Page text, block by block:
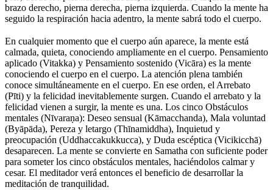
brazo derecho, pierna derecha, pierna izquierda. Cuando la mente ha
seguido la respiración hacia adentro, la mente sabrá todo el cuerpo.
En cualquier momento que el cuerpo aún aparece, la mente está
calmada, quieta, conociendo ampliamente en el cuerpo. Pensamiento
aplicado (Vitakka) y Pensamiento sostenido (Vicāra) es la mente
conociendo el cuerpo en el cuerpo. La atención plena también
conoce simultáneamente en el cuerpo. En ese orden, el Arrebato
(Pīti) y la felicidad inevitablemente surgen. Cuando el arrebato y la
felicidad vienen a surgir, la mente es una. Los cinco Obstáculos
mentales (Nīvaraṇa): Deseo sensual (Kāmacchanda), Mala voluntad
(Byāpāda), Pereza y letargo (Thīnamiddha), Inquietud y
preocupación (Uddhaccakukkucca), y Duda escéptica (Vicikicchā)
desaparecen. La mente se convierte en Samatha con suficiente poder
para someter los cinco obstáculos mentales, haciéndolos calmar y
cesar. El meditador verá entonces el beneficio de desarrollar la
meditación de tranquilidad.